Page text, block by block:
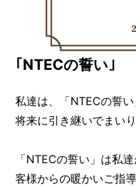
｢NTECの誓い｣
私達は、「NTECの誓
将来に引き継いでまいり
「NTECの誓い」は私
客様からの暖かいご指